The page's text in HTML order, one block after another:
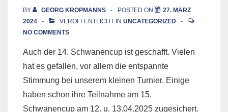
BY GEORG KROPMANNS POSTED ON
27. MÄRZ
2024
VERÖFFENTLICHT IN UNCATEGORIZED
NO COMMENTS
Auch der 14. Schwanencup ist geschafft. Vielen
hat es gefallen, vor allem die entspannte
Stimmung bei unserem kleinen Turnier. Einige
haben schon ihre Teilnahme am 15.
Schwanencup am 12. u. 13.04.2025 zugesichert.